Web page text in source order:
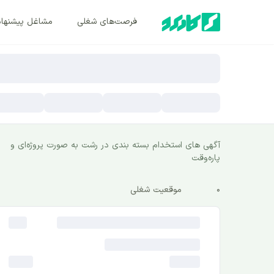
فرصت‌های شغلی مشاغل
آگهی های استخدام بسته بندی در رشت به صورت پروژه‌ای و
پاره‌وقت
0 موقعیت شغلی